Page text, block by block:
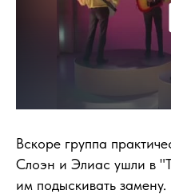
Вскоре группа
Слоэн и Элиас ушли в
им подыскивать